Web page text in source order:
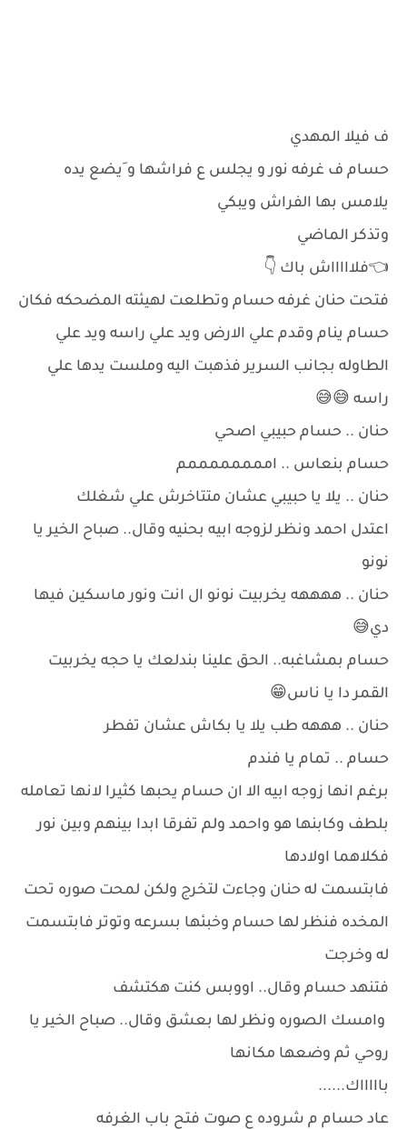
ف فيلا المهدي
حسام ف غرفه نور و يجلس ع فراشها و َيضع يده
يلامس بها الفراش ويبكي
وتذكر الماضي
👈فلاااااش باك 👇
فتحت حنان غرفه حسام وتطلعت لهيئته المضحكه فكان
حسام ينام وقدم علي الارض ويد علي راسه ويد علي
الطاوله بجانب السرير فذهبت اليه وملست يدها علي
راسه 😅😅
حنان .. حسام حبيبي اصحي
حسام بنعاس .. اممممممممم
حنان .. يلا يا حبيبي عشان متتاخرش علي شغلك
اعتدل احمد ونظر لزوجه ابيه بحنيه وقال.. صباح الخير يا
نونو
حنان .. ههههه يخربيت نونو ال انت ونور ماسكين فيها
دي😅
حسام بمشاغبه.. الحق علينا بندلعك يا حجه يخربيت
القمر دا يا ناس😁
حنان .. هههه طب يلا يا بكاش عشان تفطر
حسام .. تمام يا فندم
برغم انها زوجه ابيه الا ان حسام يحبها كثيرا لانها تعامله
بلطف وكابنها هو واحمد ولم تفرقا ابدا بينهم وبين نور
فكلاهما اولادها
فابتسمت له حنان وجاءت لتخرج ولكن لمحت صوره تحت
المخده فنظر لها حسام وخبئها بسرعه وتوتر فابتسمت
له وخرجت
فتنهد حسام وقال.. اووبس كنت هكتشف
وامسك الصوره ونظر لها بعشق وقال.. صباح الخير يا
روحي ثم وضعها مكانها
باااااك......
عاد حسام م شروده ع صوت فتح باب الغرفه